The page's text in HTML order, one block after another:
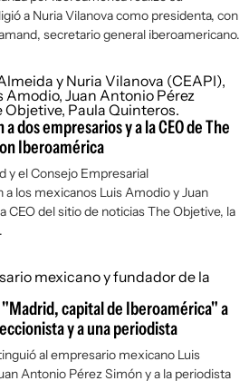
a Nuria Vilanova como presidenta, con
secretario general iberoamericano.
dos empresarios y a la CEO de The
Iberoamérica
y el Consejo Empresarial
los mexicanos Luis Amodio y Juan
CEO del sitio de noticias The Objetive, la
capital de Iberoamérica" a
y a una periodista
al empresario mexicano Luis
Antonio Pérez Simón y a la periodista